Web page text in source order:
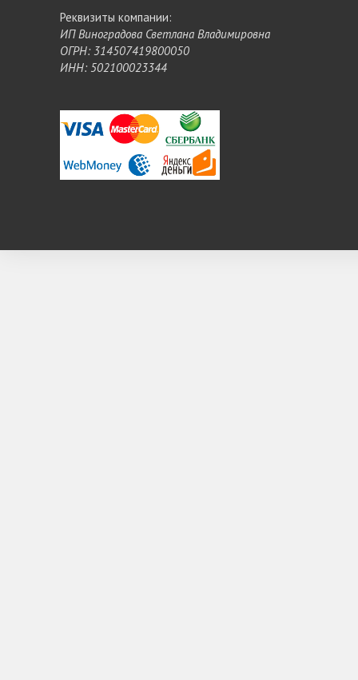
Реквизиты компании:
ИП Виноградова Светлана Владимировна
ОГРН: 314507419800050
ИНН: 502100023344